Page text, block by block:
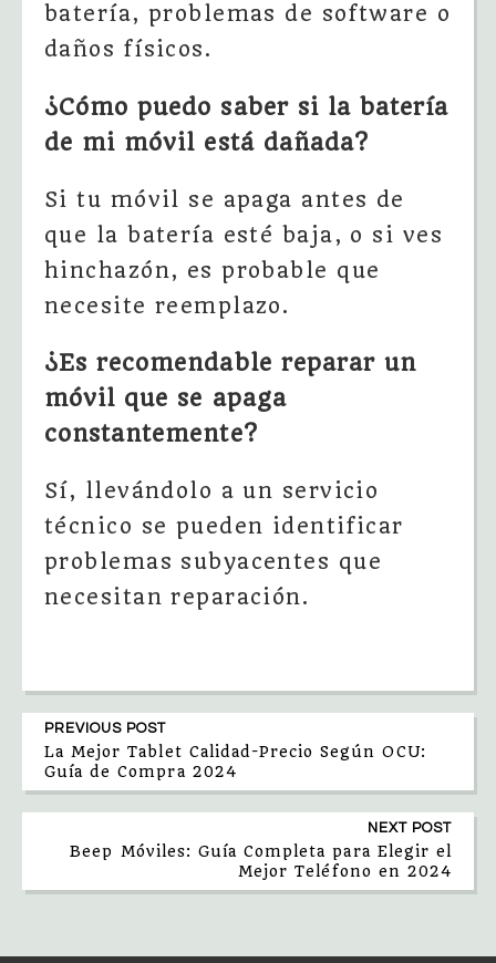
batería, problemas de software o
daños físicos.
¿Cómo puedo saber si la batería
de mi móvil está dañada?
Si tu móvil se apaga antes de
que la batería esté baja, o si ves
hinchazón, es probable que
necesite reemplazo.
¿Es recomendable reparar un
móvil que se apaga
constantemente?
Sí, llevándolo a un servicio
técnico se pueden identificar
problemas subyacentes que
necesitan reparación.
PREVIOUS POST
La Mejor Tablet Calidad-Precio Según OCU:
Guía de Compra 2024
NEXT POST
Beep Móviles: Guía Completa para Elegir el
Mejor Teléfono en 2024